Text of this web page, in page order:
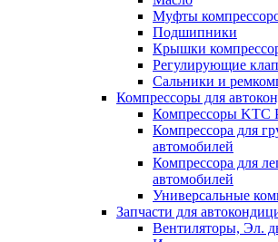
Муфты
Подшипники
Крышки
Регулирующие
Сальники и
Компрессоры для
Компрессоры KTC
Компрессора для
автомобилей
Компрессора для
автомобилей
Универсальные
Запчасти для
Вентиляторы, Эл.